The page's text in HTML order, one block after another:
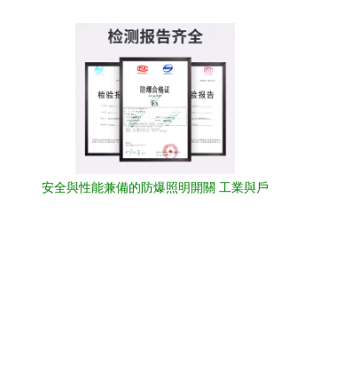
安全與性能兼備的防爆照明開關 工業與戶